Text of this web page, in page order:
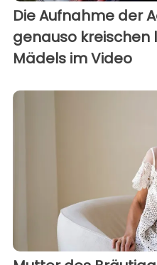
Die Aufnahme der
genauso kreischen
Mädels im Video